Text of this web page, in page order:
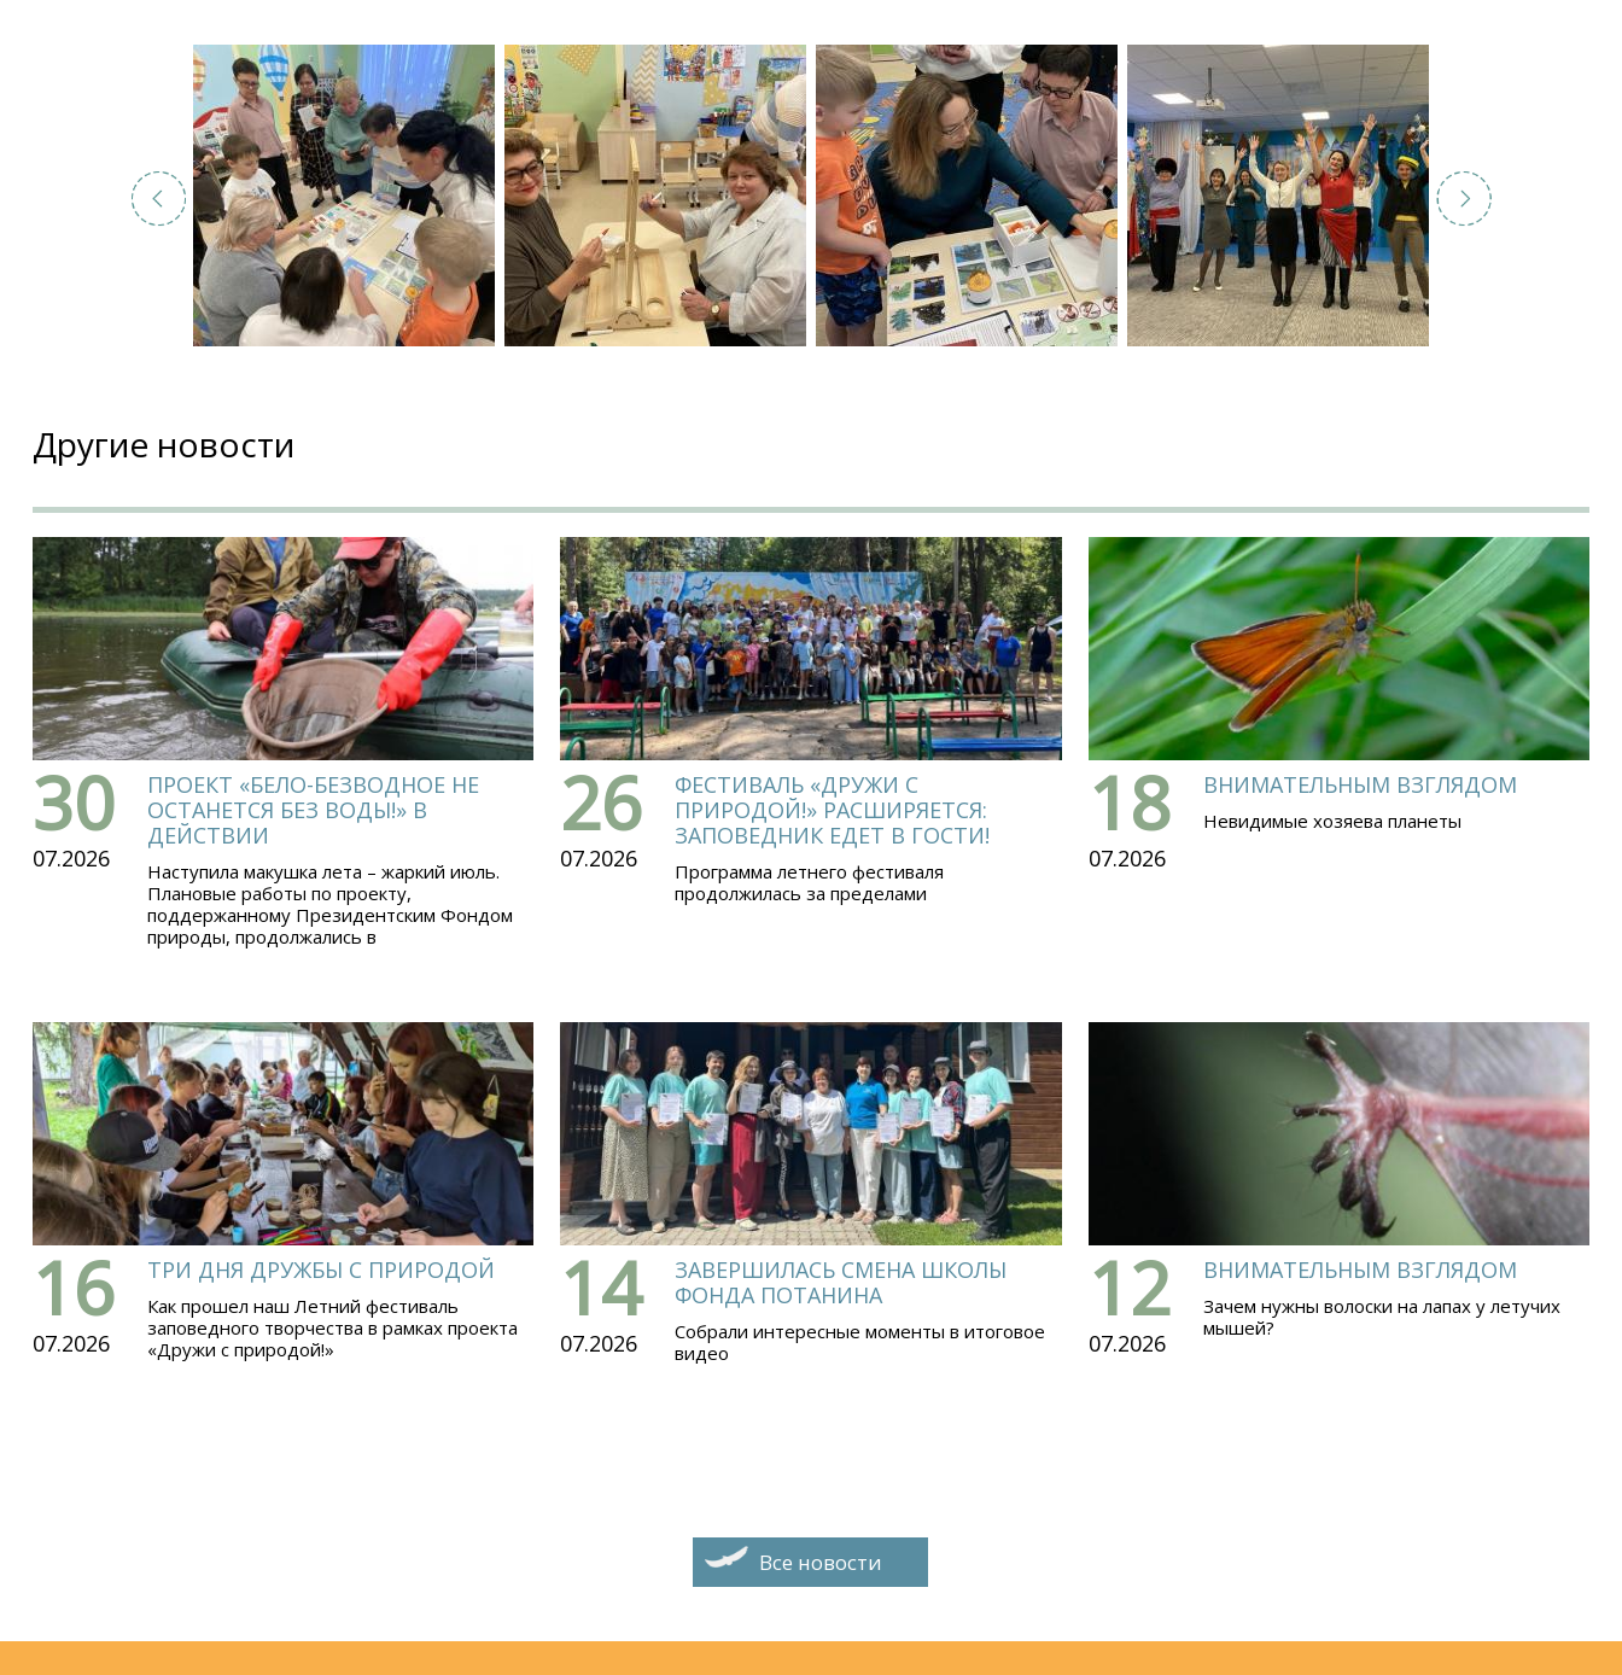
Другие новости
30
07.2026
ПРОЕКТ «БЕЛО-БЕЗВОДНОЕ НЕ
ОСТАНЕТСЯ БЕЗ ВОДЫ!» В
ДЕЙСТВИИ
Наступила макушка лета – жаркий июль.
Плановые работы по проекту,
поддержанному Президентским Фондом
природы, продолжались в
26
07.2026
ФЕСТИВАЛЬ «ДРУЖИ С
ПРИРОДОЙ!» РАСШИРЯЕТСЯ:
ЗАПОВЕДНИК ЕДЕТ В ГОСТИ!
Программа летнего фестиваля
продолжилась за пределами
18
07.2026
ВНИМАТЕЛЬНЫМ ВЗГЛЯДОМ
Невидимые хозяева планеты
16
07.2026
ТРИ ДНЯ ДРУЖБЫ С ПРИРОДОЙ
Как прошел наш Летний фестиваль
заповедного творчества в рамках проекта
«Дружи с природой!»
14
07.2026
ЗАВЕРШИЛАСЬ СМЕНА ШКОЛЫ
ФОНДА ПОТАНИНА
Собрали интересные моменты в итоговое
видео
12
07.2026
ВНИМАТЕЛЬНЫМ ВЗГЛЯДОМ
Зачем нужны волоски на лапах у летучих
мышей?
Все новости